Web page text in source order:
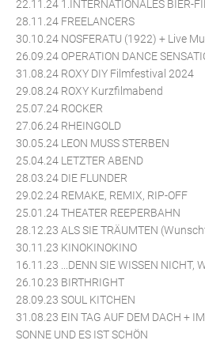
22.11.24 1.INTERNATIONALES BIER-
28.11.24 FREELANCERS
30.10.24 NOSFERATU (1922) + Live
26.09.24 OPERATION DANCE
31.08.24 ROXY DIY Filmfestival 2024
29.08.24 ROXY Kurzfilmabend
25.07.24 ROCKER
27.06.24 RHEINGOLD
30.05.24 LEON MUSS STERBEN
25.04.24 LETZTER ABEND
28.03.24 DIE FLUNDER
29.02.24 REMAKE, REMIX, RIP-OFF
25.01.24 THEATER REEPERBAHN
28.12.23 ALS SIE TRÄUMTEN
30.11.23 KINOKINOKINO
16.11.23 ...DENN SIE WISSEN NICHT,
26.10.23 BIRTHRIGHT
28.09.23 SOUL KITCHEN
31.08.23 EIN TAG AUF DEM DACH +
SONNE UND ES IST SCHÖN